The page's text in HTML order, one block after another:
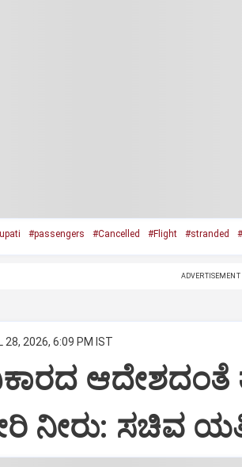
#passengers #Cancelled #Flight #stranded
ADVERTISEMENT
28, 2026, 6:09 PM IST
ನೀರು: ಸಚಿವ